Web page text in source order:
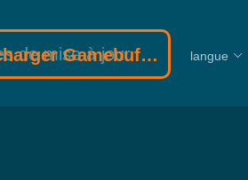
de mise à jour
Gamebuff trainer langue